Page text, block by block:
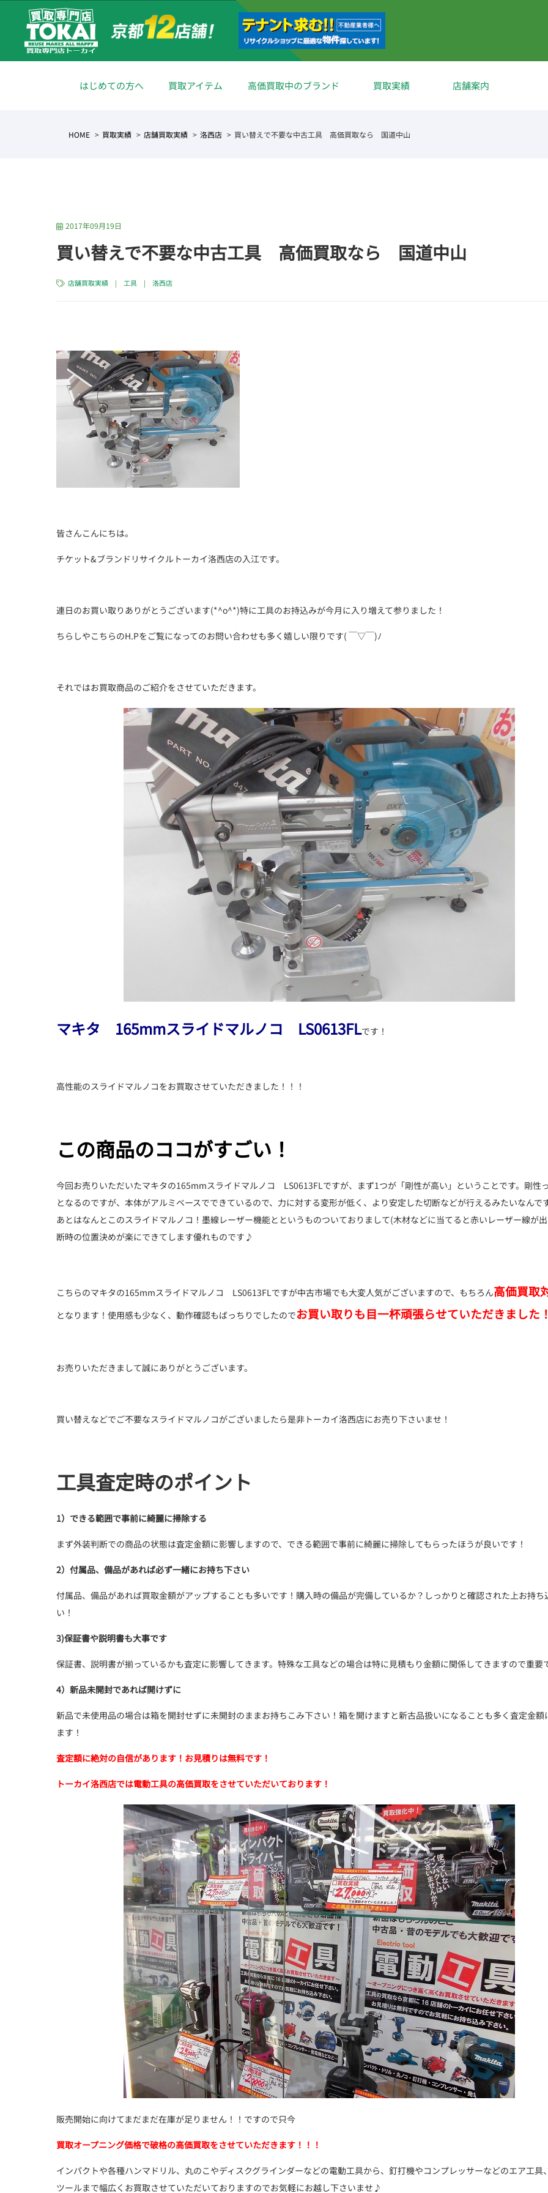
はじめての方へ 買取アイテム 高価買取中のブランド 買取実績 店舗案内
HOME 買取実績 店舗買取実績 洛西店 買い替えで不要な中古工具 高価買取なら 国道中山
2017年09月19日
買い替えで不要な中古工具 高価買取なら 国道中山
店舗買取実績 | 工具 |洛西店
皆さんこんにちは。
チケット&ブランドリサイクルトーカイ洛西店の入江です。
連日のお買い取りありがとうございます(*^o^*)特に工具のお持込みが今月に入り増えて参りました！
ちらしやこちらのH.Pをご覧になってのお問い合わせも多く嬉しい限りです( ￣▽￣)ﾉ
それではお買取商品のご紹介をさせていただきます。
マキタ 165mmスライドマルノコ LS0613FLです！
高性能のスライドマルノコをお買取させていただきました！！！
この商品のココがすごい！
今回お売りいただいたマキタの165mmスライドマルノコ LS0613FLですが、まず1つが「剛性が高い」ということです。剛性
となるのですが、本体がアルミベースでできているので、力に対する変形が低く、より安定した切断などが行えるみたいなんで
あとはなんとこのスライドマルノコ！墨線レーザー機能とというものついておりまして(木材などに当てると赤いレーザー線が
断時の位置決めが楽にできてします優れものです♪
こちらのマキタの165mmスライドマルノコ LS0613FLですが中古市場でも大変人気がございますので、もちろん高価買取
となります！使用感も少なく、動作確認もばっちりでしたのでお買い取りも目一杯頑張らせていただきました
お売りいただきまして誠にありがとうございます。
買い替えなどでご不要なスライドマルノコがございましたら是非トーカイ洛西店にお売り下さいませ！
工具査定時のポイント
1）できる範囲で事前に綺麗に掃除する
まず外装判断での商品の状態は査定金額に影響しますので、できる範囲で事前に綺麗に掃除してもらったほうが良いです！
2）付属品、備品があれば必ず一緒にお持ち下さい
付属品、備品があれば買取金額がアップすることも多いです！購入時の備品が完備しているか？しっかりと確認された上お持ち
い！
3)保証書や説明書も大事です
保証書、説明書が揃っているかも査定に影響してきます。特殊な工具などの場合は特に見積もり金額に関係してきますので重要
4）新品未開封であれば開けずに
新品で未使用品の場合は箱を開封せずに未開封のままお持ちこみ下さい！箱を開けますと新古品扱いになることも多く査定金額
ます！
査定額に絶対の自信があります！お見積りは無料です！
トーカイ洛西店では電動工具の高価買取をさせていただいております！
販売開始に向けてまだまだ在庫が足りません！！ですので只今
買取オープニング価格で破格の高価買取をさせていただきます！！！
インパクトや各種ハンマドリル、丸のこやディスクグラインダーなどの電動工具から、釘打機やコンプレッサーなどのエア工具
ツールまで幅広くお買取させていただいておりますのでお気軽にお越し下さいませ♪